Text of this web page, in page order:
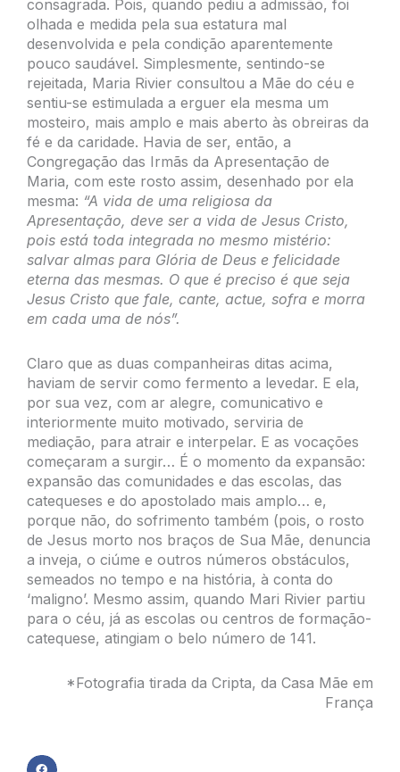
consagrada. Pois, quando pediu a admissão, foi
olhada e medida pela sua estatura mal
desenvolvida e pela condição aparentemente
pouco saudável. Simplesmente, sentindo-se
rejeitada, Maria Rivier consultou a Mãe do céu e
sentiu-se estimulada a erguer ela mesma um
mosteiro, mais amplo e mais aberto às obreiras da
fé e da caridade. Havia de ser, então, a
Congregação das Irmãs da Apresentação de
Maria, com este rosto assim, desenhado por ela
mesma: “A vida de uma religiosa da
Apresentação, deve ser a vida de Jesus Cristo,
pois está toda integrada no mesmo mistério:
salvar almas para Glória de Deus e felicidade
eterna das mesmas. O que é preciso é que seja
Jesus Cristo que fale, cante, actue, sofra e morra
em cada uma de nós”.
Claro que as duas companheiras ditas acima,
haviam de servir como fermento a levedar. E ela,
por sua vez, com ar alegre, comunicativo e
interiormente muito motivado, serviria de
mediação, para atrair e interpelar. E as vocações
começaram a surgir… É o momento da expansão:
expansão das comunidades e das escolas, das
catequeses e do apostolado mais amplo… e,
porque não, do sofrimento também (pois, o rosto
de Jesus morto nos braços de Sua Mãe, denuncia
a inveja, o ciúme e outros números obstáculos,
semeados no tempo e na história, à conta do
‘maligno’. Mesmo assim, quando Mari Rivier partiu
para o céu, já as escolas ou centros de formação-
catequese, atingiam o belo número de 141.
*Fotografia tirada da Cripta, da Casa Mãe em
França